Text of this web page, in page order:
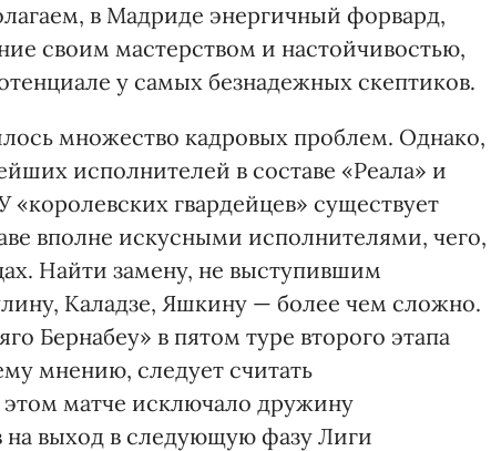
в Мадриде энергичный форвард,
своим мастерством и настойчивостью,
у самых безнадежных скептиков.
множество кадровых проблем. Однако,
исполнителей в составе «Реала» и
гвардейцев» существует
вполне искусными исполнителями, чего,
Найти замену, не выступившим
Каладзе, Яшкину — более чем сложно.
Бернабеу» в пятом туре второго этапа
мнению, следует считать
матче исключало дружину
на выход в следующую фазу Лиги